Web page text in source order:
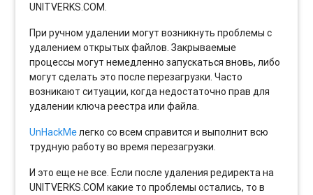
UNITVERKS.COM.
При ручном удалении могут возникнуть проблемы с
удалением открытых файлов. Закрываемые
процессы могут немедленно запускаться вновь, либо
могут сделать это после перезагрузки. Часто
возникают ситуации, когда недостаточно прав для
удалении ключа реестра или файла.
UnHackMeлегко со всем справится и выполнит всю
трудную работу во время перезагрузки.
И это еще не все. Если после удаления редиректа на
UNITVERKS.COM какие то проблемы остались, то в